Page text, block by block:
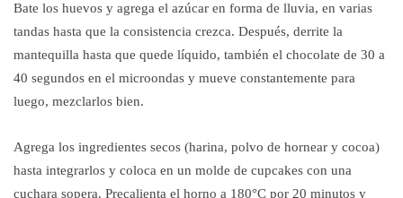
Bate los huevos y agrega el azúcar en forma de lluvia, en varias
tandas hasta que la consistencia crezca. Después, derrite la
mantequilla hasta que quede líquido, también el chocolate de 30 a
40 segundos en el microondas y mueve constantemente para
luego, mezclarlos bien.
Agrega los ingredientes secos (harina, polvo de hornear y cocoa)
hasta integrarlos y coloca en un molde de cupcakes con una
cuchara sopera. Precalienta el horno a 180°C por 20 minutos y